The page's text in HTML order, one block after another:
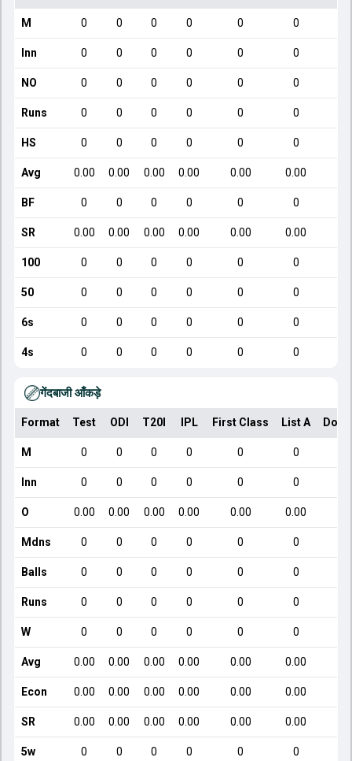
M 0 0 0 0 0 0
Inn 0 0 0 0 0 0
NO 0 0 0 0 0 0
Runs 0 0 0 0 0 0
HS 0 0 0 0 0 0
Avg 0.00 0.00 0.00 0.00 0.00 0.00
BF 0 0 0 0 0 0
SR 0.00 0.00 0.00 0.00 0.00 0.00
100 0 0 0 0 0 0
50 0 0 0 0 0 0
6s 0 0 0 0 0 0
4s 0 0 0 0 0 0
गेंदबाजी आँकड़े
Format Test ODI T20I IPL First Class List A
M 0 0 0 0 0 0
Inn 0 0 0 0 0 0
O 0.00 0.00 0.00 0.00 0.00 0.00
Mdns 0 0 0 0 0 0
Balls 0 0 0 0 0 0
Runs 0 0 0 0 0 0
W 0 0 0 0 0 0
Avg 0.00 0.00 0.00 0.00 0.00 0.00
Econ 0.00 0.00 0.00 0.00 0.00 0.00
SR 0.00 0.00 0.00 0.00 0.00 0.00
5w 0 0 0 0 0 0